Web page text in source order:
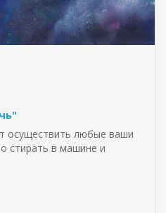
осуществить любые ваши
стирать в машине и